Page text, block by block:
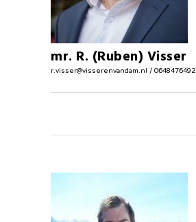
mr. R. (Ruben) Visser
r.visser@visserenvandam.nl / 0648476492